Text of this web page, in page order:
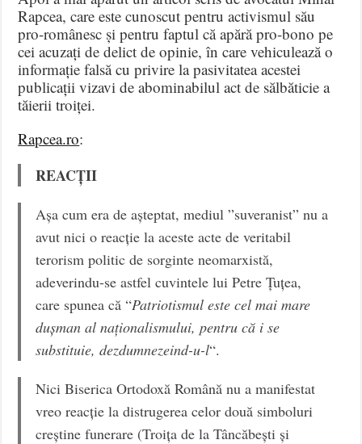
Rapcea, care este cunoscut pentru activismul său
pro-românesc și pentru faptul că apără pro-bono pe
cei acuzați de delict de opinie, în care vehiculează o
informație falsă cu privire la pasivitatea acestei
publicații vizavi de abominabilul act de sălbăticie a
tăierii troiței.
Rapcea.ro:
REACȚII
Așa cum era de așteptat, mediul ”suveranist” nu a
avut nici o reacție la aceste acte de veritabil
terorism politic de sorginte neomarxistă,
adeverindu-se astfel cuvintele lui Petre Țuțea,
care spunea că “Patriotismul este cel mai mare
dușman al naționalismului, pentru că i se
substituie, dezdumnezeind-u-l“.
Nici Biserica Ortodoxă Română nu a manifestat
vreo reacție la distrugerea celor două simboluri
creștine funerare (Troița de la Tâncăbești și